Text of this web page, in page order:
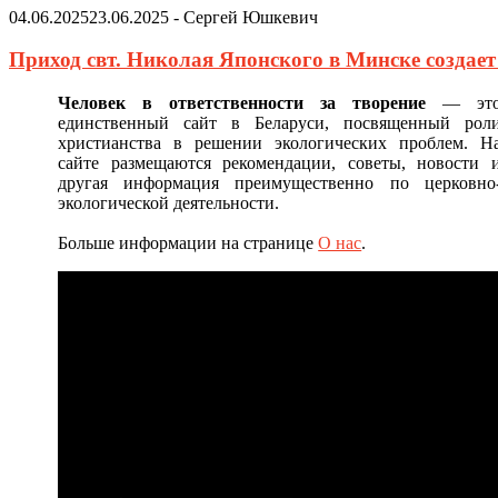
04.06.202523.06.2025 - Сергей Юшкевич
Приход свт. Николая Японского в Минске
Человек в ответственности за творение—
единственный сайт в Беларуси, посвященный
христианства в решении экологических проблем.
сайте размещаются рекомендации, советы, новости
другая информация преимущественно по
экологической деятельности.
Больше информации на страницеО нас.